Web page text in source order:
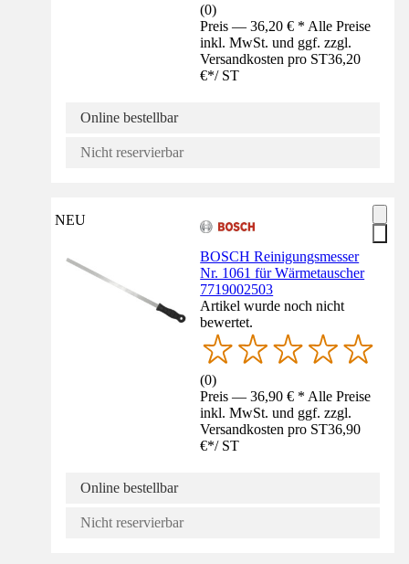
(0)
Preis — 36,20 € * Alle Preise
inkl. MwSt. und ggf. zzgl.
Versandkosten pro ST36,20
€*/ ST
Online bestellbar
Nicht reservierbar
NEU
BOSCH Reinigungsmesser
Nr. 1061 für Wärmetauscher
7719002503
Artikel wurde noch nicht
bewertet.
(0)
Preis — 36,90 € * Alle Preise
inkl. MwSt. und ggf. zzgl.
Versandkosten pro ST36,90
€*/ ST
Online bestellbar
Nicht reservierbar